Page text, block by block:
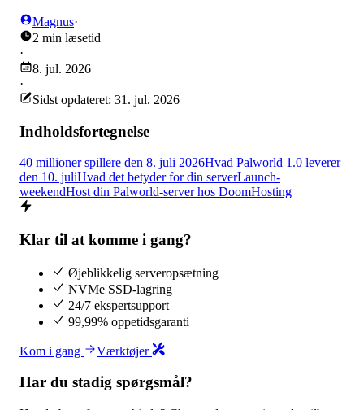
Magnus·
2 min læsetid
·
8. jul. 2026
·
Sidst opdateret: 31. jul. 2026
Indholdsfortegnelse
40 millioner spillere den 8. juli 2026Hvad Palworld 1.0 leverer
den 10. juliHvad det betyder for din serverLaunch-
weekendHost din Palworld-server hos DoomHosting
Klar til at komme i gang?
Øjeblikkelig serveropsætning
NVMe SSD-lagring
24/7 ekspertsupport
99,99% oppetidsgaranti
Kom i gang Værktøjer
Har du stadig spørgsmål?